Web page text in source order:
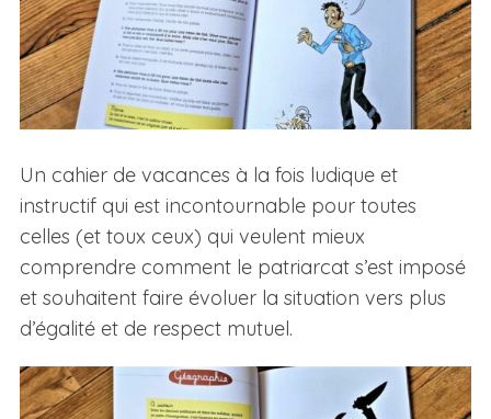
Un cahier de vacances à la fois ludique et
instructif qui est incontournable pour toutes
celles (et toux ceux) qui veulent mieux
comprendre comment le patriarcat s’est imposé
et souhaitent faire évoluer la situation vers plus
d’égalité et de respect mutuel.